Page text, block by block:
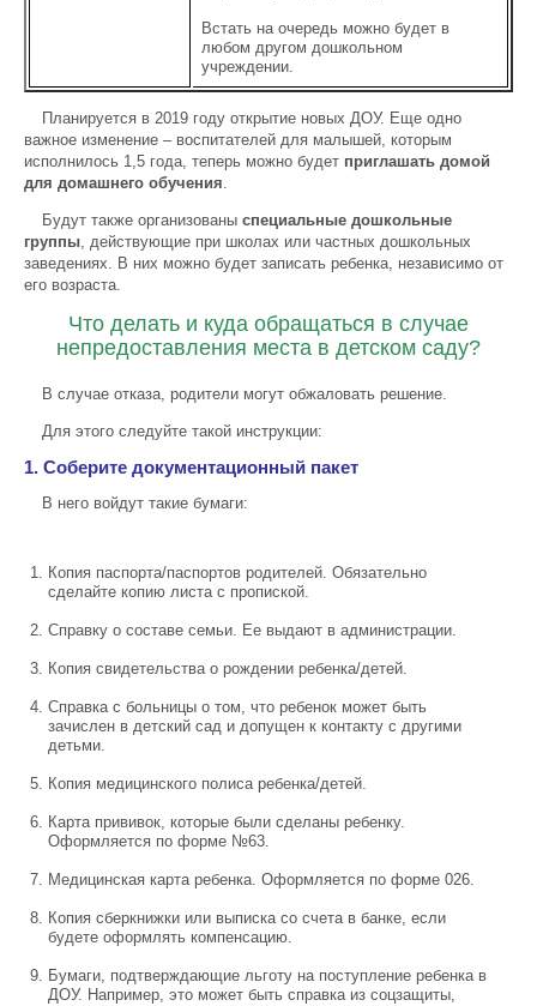
Встать на очередь можно будет в
любом другом дошкольном
учреждении.
Планируется в 2019 году открытие новых ДОУ. Еще одно
важное изменение – воспитателей для малышей, которым
исполнилось 1,5 года, теперь можно будет приглашать домой
для домашнего обучения.
Будут также организованы специальные дошкольные
группы, действующие при школах или частных дошкольных
заведениях. В них можно будет записать ребенка, независимо от
его возраста.
Что делать и куда обращаться в случае
непредоставления места в детском саду?
В случае отказа, родители могут обжаловать решение.
Для этого следуйте такой инструкции:
1. Соберите документационный пакет
В него войдут такие бумаги:
Копия паспорта/паспортов родителей. Обязательно
сделайте копию листа с пропиской.
Справку о составе семьи. Ее выдают в администрации.
Копия свидетельства о рождении ребенка/детей.
Справка с больницы о том, что ребенок может быть
зачислен в детский сад и допущен к контакту с другими
детьми.
Копия медицинского полиса ребенка/детей.
Карта прививок, которые были сделаны ребенку.
Оформляется по форме №63.
Медицинская карта ребенка. Оформляется по форме 026.
Копия сберкнижки или выписка со счета в банке, если
будете оформлять компенсацию.
Бумаги, подтверждающие льготу на поступление ребенка в
ДОУ. Например, это может быть справка из соцзащиты,